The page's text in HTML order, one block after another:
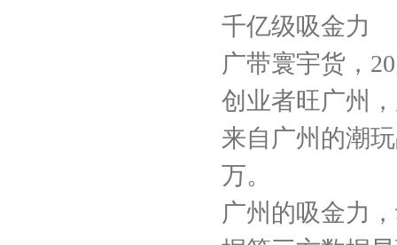
千亿级吸金力
广带寰宇货，
创业者旺广州
来自广州的潮
万。
广州的吸金力